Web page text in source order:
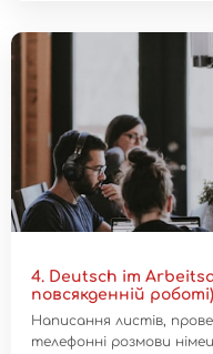
4. Deutsch im
повсякденній роботі)
Написання листів,
телефонні розмови